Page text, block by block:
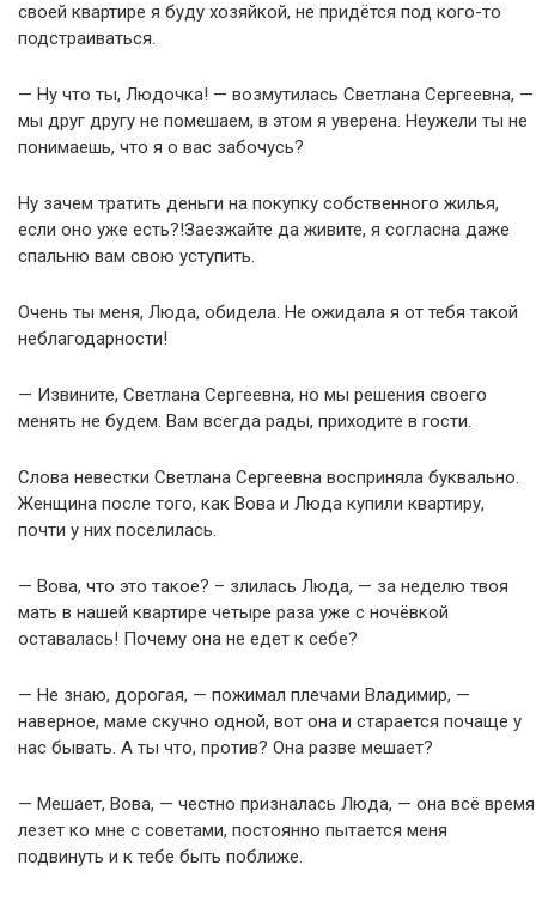
своей квартире я буду хозяйкой, не придётся под кого-то
подстраиваться.
— Ну что ты, Людочка! — возмутилась Светлана Сергеевна, —
мы друг другу не помешаем, в этом я уверена. Неужели ты не
понимаешь, что я о вас забочусь?
Ну зачем тратить деньги на покупку собственного жилья,
если оно уже есть?!Заезжайте да живите, я согласна даже
спальню вам свою уступить.
Очень ты меня, Люда, обидела. Не ожидала я от тебя такой
неблагодарности!
— Извините, Светлана Сергеевна, но мы решения своего
менять не будем. Вам всегда рады, приходите в гости.
Слова невестки Светлана Сергеевна восприняла буквально.
Женщина после того, как Вова и Люда купили квартиру,
почти у них поселилась.
— Вова, что это такое? – злилась Люда, — за неделю твоя
мать в нашей квартире четыре раза уже с ночёвкой
оставалась! Почему она не едет к себе?
— Не знаю, дорогая, — пожимал плечами Владимир, —
наверное, маме скучно одной, вот она и старается почаще у
нас бывать. А ты что, против? Она разве мешает?
— Мешает, Вова, — честно призналась Люда, — она всё время
лезет ко мне с советами, постоянно пытается меня
подвинуть и к тебе быть поближе.